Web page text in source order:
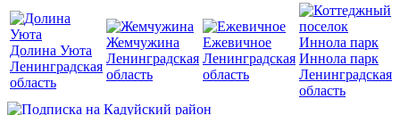
Долина Уюта
Ленинградская
область
Жемчужина
Ленинградская
область
Ежевичное
Ленинградская
область
Иннола парк
Ленинградская
область